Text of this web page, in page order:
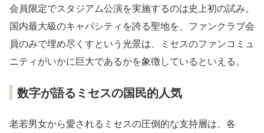
会員限定でスタジアム公演を実施するのは史上初の試み。
国内最大級のキャパシティを誇る聖地を、ファンクラブ会
員のみで埋め尽くすという光景は、ミセスのファンコミュ
ニティがいかに巨大であるかを象徴しているといえる。
数字が語るミセスの国民的人気
老若男女から愛されるミセスの圧倒的な支持層は、各